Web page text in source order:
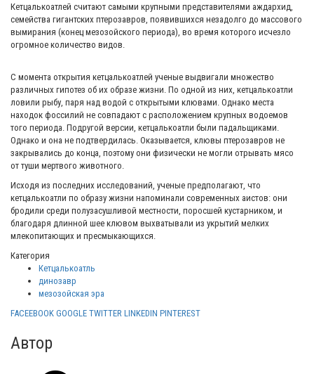
Кетцалькоатлей считают самыми крупными представителями аждархид,
семейства гигантских птерозавров, появившихся незадолго до массового
вымирания (конец мезозойского периода), во время которого исчезло
огромное количество видов.
С момента открытия кетцалькоатлей ученые выдвигали множество
различных гипотез об их образе жизни. По одной из них, кетцалькоатли
ловили рыбу, паря над водой с открытыми клювами. Однако места
находок фоссилий не совпадают с расположением крупных водоемов
того периода. Подругой версии, кетцалькоатли были падальщиками.
Однако и она не подтвердилась. Оказывается, клювы птерозавров не
закрывались до конца, поэтому они физически не могли отрывать мясо
от туши мертвого животного.
Исходя из последних исследований, ученые предполагают, что
кетцалькоатли по образу жизни напоминали современных аистов: они
бродили среди полузасушливой местности, поросшей кустарником, и
благодаря длинной шее клювом выхватывали из укрытий мелких
млекопитающих и пресмыкающихся.
Категория
Кетцалькоатль
динозавр
мезозойская эра
FACEEBOOK GOOGLE TWITTER LINKEDIN PINTEREST
Автор